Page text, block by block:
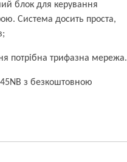
блок для керування
Система досить проста,
потрібна трифазна мережа.
з безкоштовною